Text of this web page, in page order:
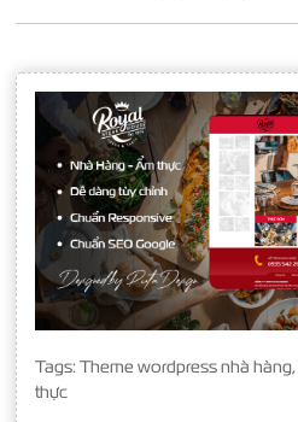
Tags: Theme wordpress nhà hàng,
thực